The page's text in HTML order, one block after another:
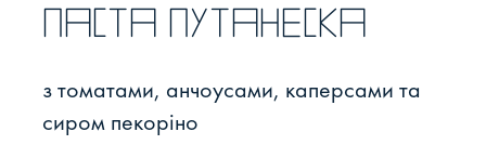
Паста путанеска
з томатами, анчоусами, каперсами та
сиром пекоріно